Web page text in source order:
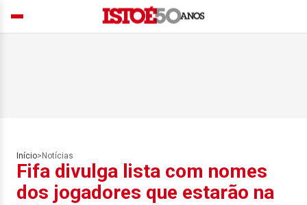
Início> Notícias
Fifa divulga lista com nomes
dos jogadores que estarão na